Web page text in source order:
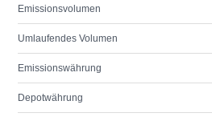
Emissionsvolumen
Umlaufendes Volumen
Emissionswährung
Depotwährung